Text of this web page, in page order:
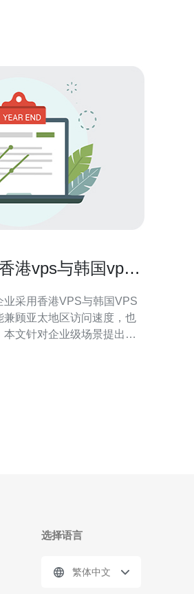
港vps与韩国vps
采用香港VPS与韩国VPS
顾亚太地区访问速度，也
文针对企业级场景提出实
选择语言
繁体中文